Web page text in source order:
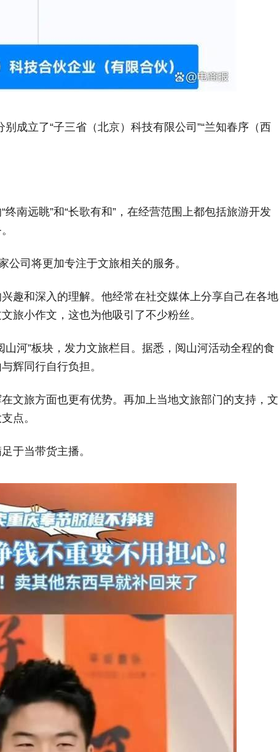
成立了“子三省（北京）科技有限公司”“兰知春序（西
南远眺”和“长歌有和”，在经营范围上都包括旅游开发
公司将更加专注于文旅相关的服务。
趣和深入的理解。他经常在社交媒体上分享自己在各地
旅小作文，这也为他吸引了不少粉丝。
河”板块，发力文旅栏目。据悉，阅山河活动全程的食
辉同行自行负担。
文旅方面也更有优势。再加上当地文旅部门的支持，文
点。
于当带货主播。